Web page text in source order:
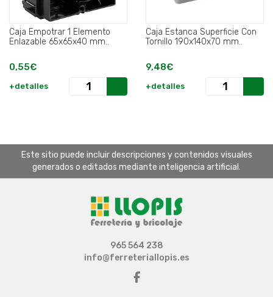
Caja Empotrar 1 Elemento
Enlazable 65x65x40 mm..
0,55€
+detalles
Caja Estanca Superficie Con
Tornillo 190x140x70 mm..
9,48€
+detalles
Este sitio puede incluir descripciones y contenidos visuales
generados o editados mediante inteligencia artificial.
965 564 238
info@ferreteriallopis.es